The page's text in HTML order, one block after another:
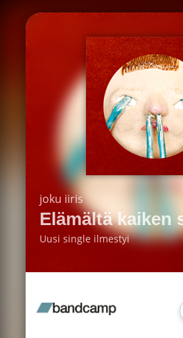
joku iiris
Elämältä kaiken
Uusi single ilmestyi